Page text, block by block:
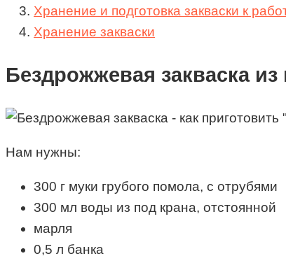
Хранение и подготовка закваски к
Хранение закваски
Бездрожжевая закваска
Нам нужны:
300 г муки грубого помола, с отрубями
300 мл воды из под крана, отстоянной
марля
0,5 л банка